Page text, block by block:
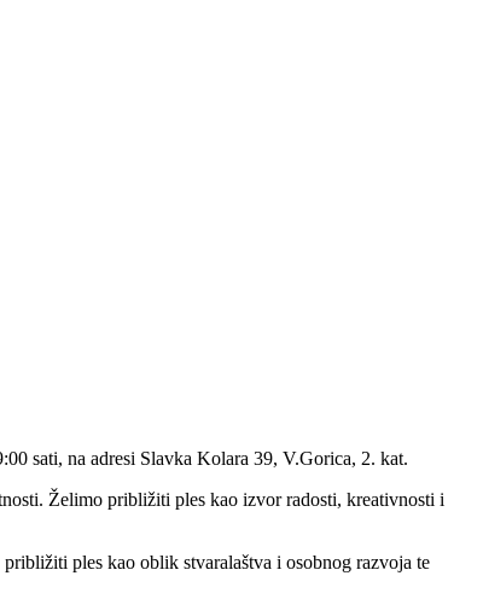
sati, na adresi Slavka Kolara 39, V.Gorica, 2. kat.
Želimo približiti ples kao izvor radosti, kreativnosti i
ples kao oblik stvaralaštva i osobnog razvoja te